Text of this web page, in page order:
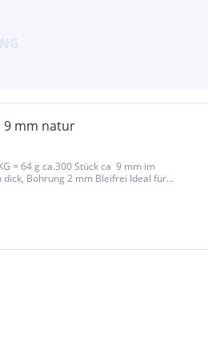
9 mm natur
= 64 g ca.300 Stück ca 9 mm im
Bohrung 2 mm Bleifrei Ideal für